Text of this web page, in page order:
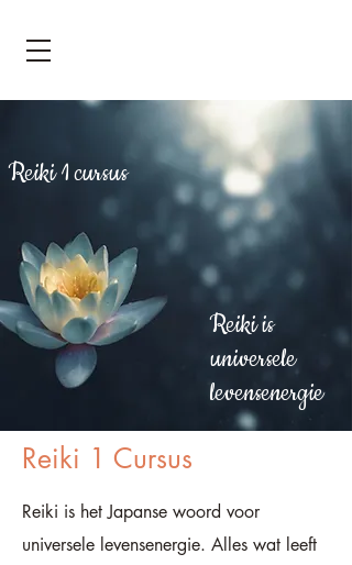
Reiki 1 cursus
Reiki is
universele
levensenergie
Reiki 1 Cursus
Reiki is het Japanse woord voor
universele levensenergie. Alles wat leeft